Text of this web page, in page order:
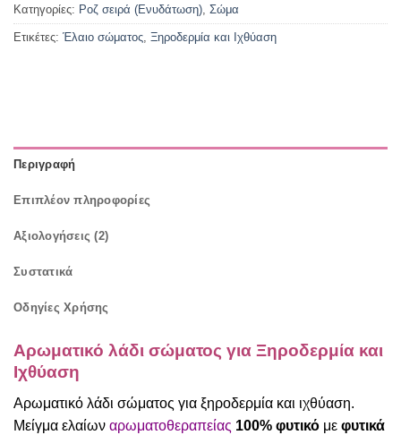
Κατηγορίες: Ροζ σειρά (Ενυδάτωση) Σώμα
Ετικέτες: Έλαιο σώματος Ξηροδερμία και Ιχθύαση
Περιγραφή
Επιπλέον πληροφορίες
Αξιολογήσεις (2)
Συστατικά
Οδηγίες Χρήσης
Αρωματικό λάδι σώματος για Ξηροδερμία και
Ιχθύαση
Αρωματικό λάδι σώματος για ξηροδερμία και ιχθύαση.
Μείγμα ελαίων αρωματοθεραπείας 100% φυτικό με φυτικά